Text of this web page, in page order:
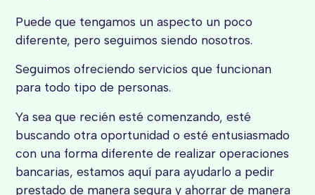
Puede que tengamos un aspecto un poco
diferente, pero seguimos siendo nosotros.
Seguimos ofreciendo servicios que funcionan
para todo tipo de personas.
Ya sea que recién esté comenzando, esté
buscando otra oportunidad o esté entusiasmado
con una forma diferente de realizar operaciones
bancarias, estamos aquí para ayudarlo a pedir
prestado de manera segura y ahorrar de manera